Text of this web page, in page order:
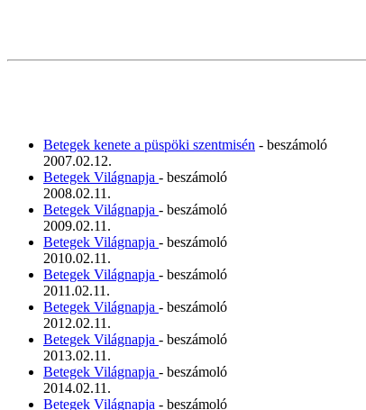
Betegek kenete a püspöki szentmisén - beszámoló
2007.02.12.
Betegek Világnapja - beszámoló
2008.02.11.
Betegek Világnapja - beszámoló
2009.02.11.
Betegek Világnapja - beszámoló
2010.02.11.
Betegek Világnapja - beszámoló
2011.02.11.
Betegek Világnapja - beszámoló
2012.02.11.
Betegek Világnapja - beszámoló
2013.02.11.
Betegek Világnapja - beszámoló
2014.02.11.
Betegek Világnapja - beszámoló